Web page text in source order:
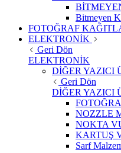
Bitmeyen
FOTOĞRAF
ELEKTRONİK
Geri Dön
ELEKTRONİK
DİĞER YAZICI
Geri Dön
DİĞER YAZICI
NOZZLE
NOKTA
KARTUŞ
Sarf